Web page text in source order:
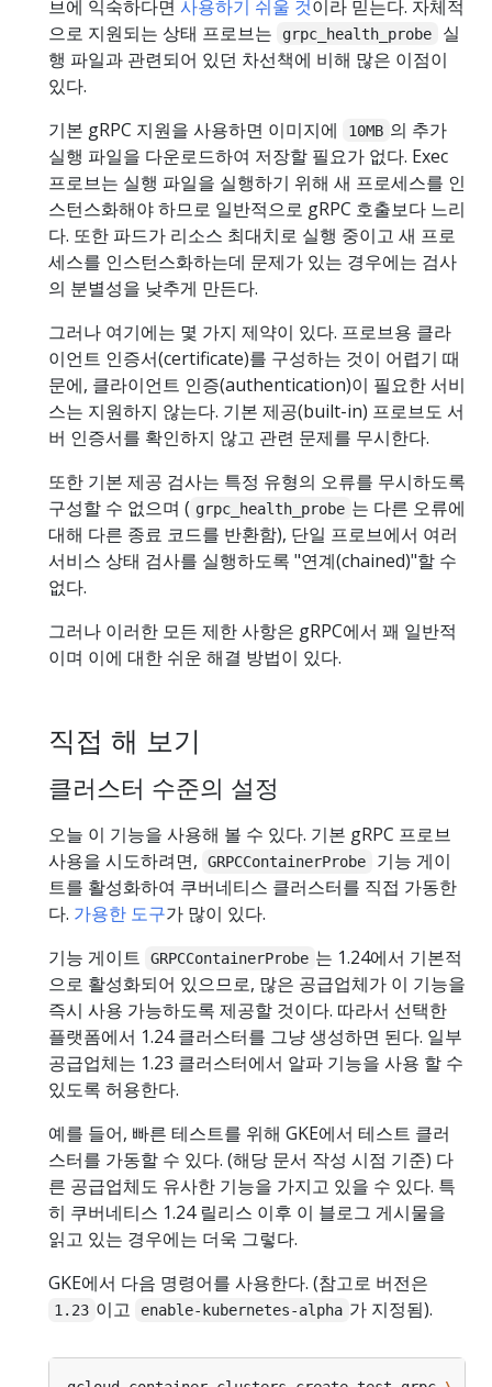
브에 익숙하다면 사용하기 쉬울 것이라 믿는다. 자체적
으로 지원되는 상태 프로브는
grpc_health_probe
실
행 파일과 관련되어 있던 차선책에 비해 많은 이점이
있다.
기본 gRPC 지원을 사용하면 이미지에
10MB 의 추가
실행 파일을 다운로드하여 저장할 필요가 없다. Exec
프로브는 실행 파일을 실행하기 위해 새 프로세스를 인
스턴스화해야 하므로 일반적으로 gRPC 호출보다 느리
다. 또한 파드가 리소스 최대치로 실행 중이고 새 프로
세스를 인스턴스화하는데 문제가 있는 경우에는 검사
의 분별성을 낮추게 만든다.
그러나 여기에는 몇 가지 제약이 있다. 프로브용 클라
이언트 인증서(certificate)를 구성하는 것이 어렵기 때
문에, 클라이언트 인증(authentication)이 필요한 서비
스는 지원하지 않는다. 기본 제공(built-in) 프로브도 서
버 인증서를 확인하지 않고 관련 문제를 무시한다.
또한 기본 제공 검사는 특정 유형의 오류를 무시하도록
구성할 수 없으며 ( grpc_health_probe 는 다른 오류에
대해 다른 종료 코드를 반환함), 단일 프로브에서 여러
서비스 상태 검사를 실행하도록 "연계(chained)"할 수
없다.
그러나 이러한 모든 제한 사항은 gRPC에서 꽤 일반적
이며 이에 대한 쉬운 해결 방법이 있다.
직접 해 보기
클러스터 수준의 설정
오늘 이 기능을 사용해 볼 수 있다. 기본 gRPC 프로브
사용을 시도하려면,
GRPCContainerProbe
기능 게이
트를 활성화하여 쿠버네티스 클러스터를 직접 가동한
다. 가용한 도구가 많이 있다.
기능 게이트
GRPCContainerProbe 는 1.24에서 기본적
으로 활성화되어 있으므로, 많은 공급업체가 이 기능을
즉시 사용 가능하도록 제공할 것이다. 따라서 선택한
플랫폼에서 1.24 클러스터를 그냥 생성하면 된다. 일부
공급업체는 1.23 클러스터에서 알파 기능을 사용 할 수
있도록 허용한다.
예를 들어, 빠른 테스트를 위해 GKE에서 테스트 클러
스터를 가동할 수 있다. (해당 문서 작성 시점 기준) 다
른 공급업체도 유사한 기능을 가지고 있을 수 있다. 특
히 쿠버네티스 1.24 릴리스 이후 이 블로그 게시물을
읽고 있는 경우에는 더욱 그렇다.
GKE에서 다음 명령어를 사용한다. (참고로 버전은
1.23 이고 enable-kubernetes-alpha 가 지정됨).